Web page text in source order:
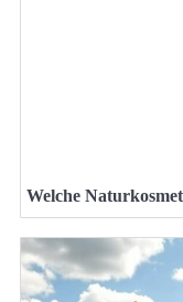
Welche